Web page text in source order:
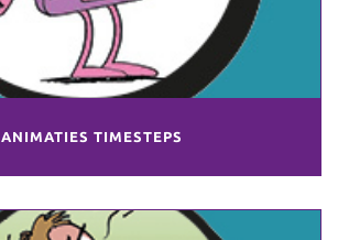
ANIMATIES TIMESTEPS